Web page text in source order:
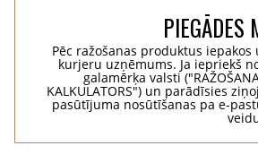
PIEGĀDES
Pēc ražošanas produktus
kurjeru uzņēmums. Ja iepriekš
galamērķa valsti
KALKULATORS") un parādīsies
pasūtījuma nosūtīšanas pa e-